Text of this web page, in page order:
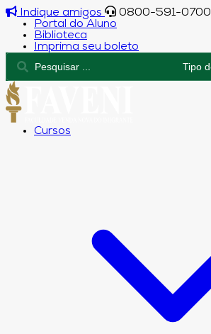
Indique amigos
0800-591-0700
Portal do Aluno
Biblioteca
Imprima seu boleto
Cursos